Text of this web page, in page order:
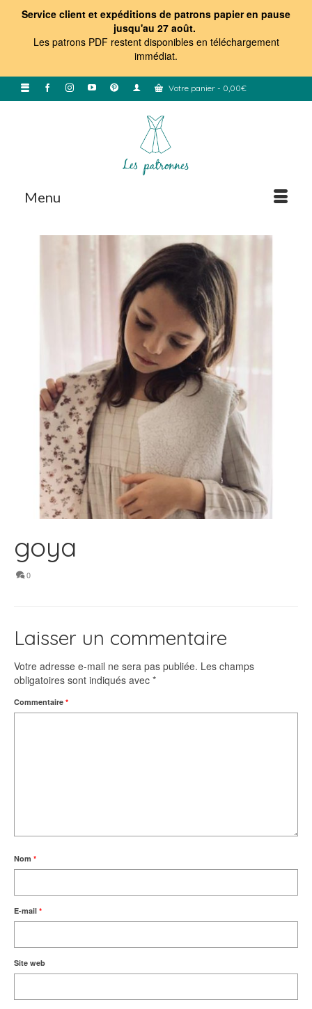
Service client et expéditions de patrons papier en pause
jusqu'au 27 août.
Les patrons PDF restent disponibles en téléchargement
immédiat.
Votre panier - 0,00€
Menu
goya
0
Laisser un commentaire
Votre adresse e-mail ne sera pas publiée. Les champs
obligatoires sont indiqués avec *
Commentaire *
Nom *
E-mail *
Site web